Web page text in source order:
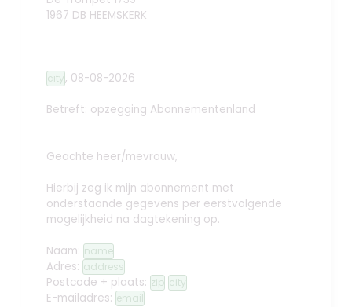
1967 DB HEEMSKERK
city, 08-08-2026
Betreft: opzegging Abonnementenland
Geachte heer/mevrouw,
Hierbij zeg ik mijn abonnement met
onderstaande gegevens per eerstvolgende
mogelijkheid na dagtekening op.
Naam: name
Adres: address
Postcode + plaats: zip city
E-mailadres: email